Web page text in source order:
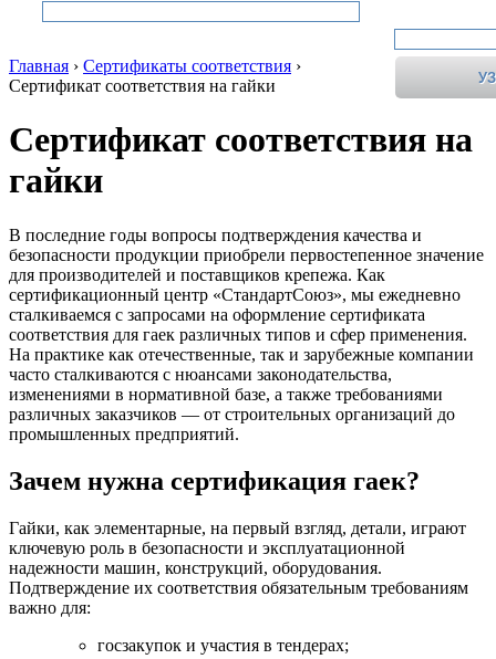
Главная › Сертификаты соответствия ›
Сертификат соответствия на гайки
Сертификат соответствия на
гайки
В последние годы вопросы подтверждения качества и
безопасности продукции приобрели первостепенное значение
для производителей и поставщиков крепежа. Как
сертификационный центр «СтандартСоюз», мы ежедневно
сталкиваемся с запросами на оформление сертификата
соответствия для гаек различных типов и сфер применения.
На практике как отечественные, так и зарубежные компании
часто сталкиваются с нюансами законодательства,
изменениями в нормативной базе, а также требованиями
различных заказчиков — от строительных организаций до
промышленных предприятий.
Зачем нужна сертификация гаек?
Гайки, как элементарные, на первый взгляд, детали, играют
ключевую роль в безопасности и эксплуатационной
надежности машин, конструкций, оборудования.
Подтверждение их соответствия обязательным требованиям
важно для:
госзакупок и участия в тендерах;